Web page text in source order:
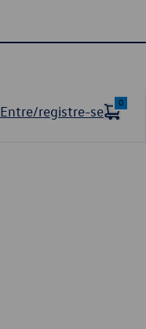
Entre/registre-se
0